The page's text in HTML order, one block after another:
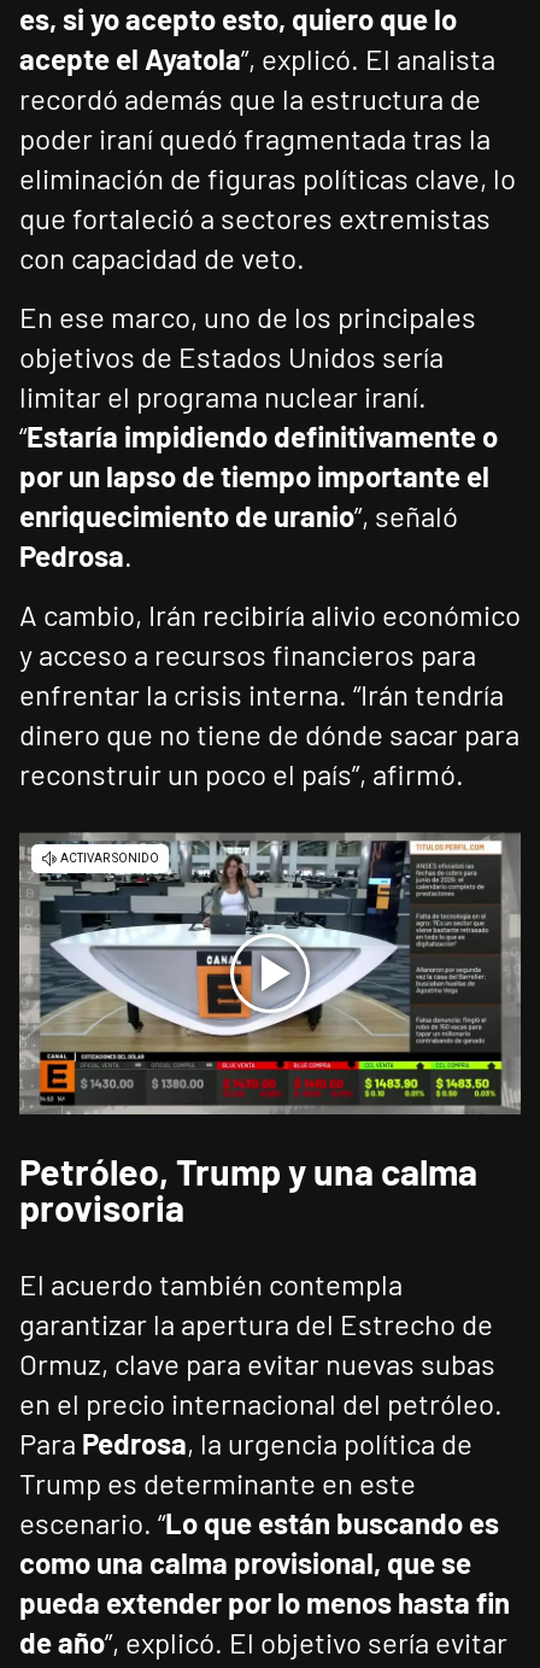
es, si yo acepto esto, quiero que lo
acepte el Ayatola”, explicó. El analista
recordó además que la estructura de
poder iraní quedó fragmentada tras la
eliminación de figuras políticas clave, lo
que fortaleció a sectores extremistas
con capacidad de veto.
En ese marco, uno de los principales
objetivos de Estados Unidos sería
limitar el programa nuclear iraní.
“Estaría impidiendo definitivamente o
por un lapso de tiempo importante el
enriquecimiento de uranio”, señaló
Pedrosa.
A cambio, Irán recibiría alivio económico
y acceso a recursos financieros para
enfrentar la crisis interna. “Irán tendría
dinero que no tiene de dónde sacar para
reconstruir un poco el país”, afirmó.
Petróleo, Trump y una calma
provisoria
El acuerdo también contempla
garantizar la apertura del Estrecho de
Ormuz, clave para evitar nuevas subas
en el precio internacional del petróleo.
Para Pedrosa, la urgencia política de
Trump es determinante en este
escenario. “Lo que están buscando es
como una calma provisional, que se
pueda extender por lo menos hasta fin
de año”, explicó. El objetivo sería evitar